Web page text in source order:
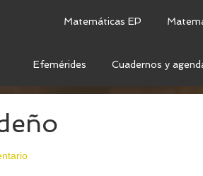
Matemáticas EP
Efemérides Cuadernos y